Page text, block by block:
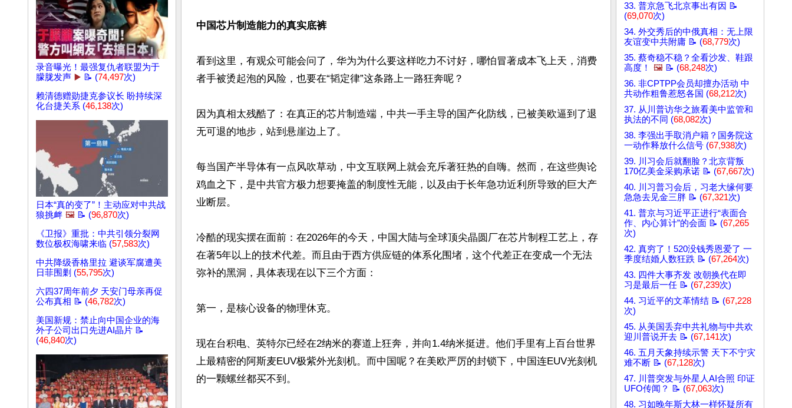
录音曝光！最强复仇者联盟为于
朦胧发声 ▶️ 📝 (74,497次)
赖清德赠勋捷克参议长 盼持续深
化台捷关系 (46,138次)
日本“真的变了”！主动应对中共战
狼挑衅 🖼️ 📝 (96,870次)
《卫报》重批：中共引领分裂网
数位极权海啸来临 (57,583次)
中共降级香格里拉 避谈军腐遭美
日菲围剿 (55,795次)
六四37周年前夕 天安门母亲再促
公布真相 📝 (46,782次)
美国新规：禁止向中国企业的海
外子公司出口先进AI晶片 📝
(46,840次)
中国芯片制造能力的真实底裤
看到这里，有观众可能会问了，华为为什么要这样吃力不讨好，哪怕冒著成本飞上天，消费
者手被烫起泡的风险，也要在“韬定律”这条路上一路狂奔呢？
因为真相太残酷了：在真正的芯片制造端，中共一手主导的国产化防线，已被美欧逼到了退
无可退的地步，站到悬崖边上了。
每当国产半导体有一点风吹草动，中文互联网上就会充斥著狂热的自嗨。然而，在这些舆论
鸡血之下，是中共官方极力想要掩盖的制度性无能，以及由于长年急功近利所导致的巨大产
业断层。
冷酷的现实摆在面前：在2026年的今天，中国大陆与全球顶尖晶圆厂在芯片制程工艺上，存
在著5年以上的技术代差。而且由于西方供应链的体系化围堵，这个代差正在变成一个无法
弥补的黑洞，具体表现在以下三个方面：
第一，是核心设备的物理休克。
现在台积电、英特尔已经在2纳米的赛道上狂奔，并向1.4纳米挺进。他们手里有上百台世界
上最精密的阿斯麦EUV极紫外光刻机。而中国呢？在美欧严厉的封锁下，中国连EUV光刻机
的一颗螺丝都买不到。
33. 普京急飞北京事出有因 📝
(69,070次)
34. 外交秀后的中俄真相：无上限
友谊变中共附庸 📝 (68,779次)
35. 蔡奇稳不稳？全看沙发、鞋跟
高度！
🖼️ 📝 (68,248次)
36. 非CPTPP会员却擅办活动 中
共动作粗鲁惹怒各国 (68,212次)
37. 从川普访华之旅看美中监管和
执法的不同 (68,082次)
38. 李强出手取消户籍？国务院这
一动作释放什么信号 (67,938次)
39. 川习会后就翻脸？北京背叛
170亿美金采购承诺 📝 (67,667次)
40. 川习普习会后，习老大缘何要
急急去见金三胖 📝 (67,321次)
41. 普京与习近平正进行“表面合
作、内心算计”的会面 📝 (67,265
次)
42. 真穷了！520没钱秀恩爱了 一
季度结婚人数狂跌 📝 (67,264次)
43. 四件大事齐发 改朝换代在即
习是最后一任 📝 (67,239次)
44. 习近平的文革情结 📝 (67,228
次)
45. 从美国丢弃中共礼物与中共欢
迎川普说开去 📝 (67,141次)
46. 五月天象持续示警 天下不宁灾
难不断 📝 (67,128次)
47. 川普突发与外星人AI合照 印证
UFO传闻？ 📝 (67,063次)
48. 习如晚年斯大林一样怀疑所有